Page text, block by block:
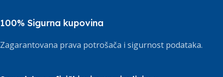
100% Sigurna kupovina
Zagarantovana prava potrošača i sigurnost podataka.